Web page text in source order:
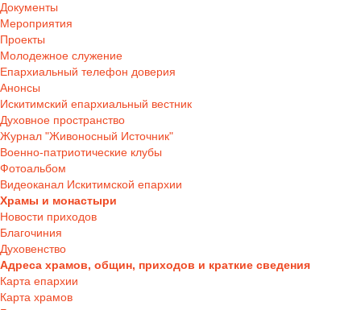
Документы
Мероприятия
Проекты
Молодежное служение
Епархиальный телефон доверия
Анонсы
Искитимский епархиальный вестник
Духовное пространство
Журнал "Живоносный Источник"
Военно-патриотические клубы
Фотоальбом
Видеоканал Искитимской епархии
Храмы и монастыри
Новости приходов
Благочиния
Духовенство
Адреса храмов, общин, приходов и краткие сведения
Карта епархии
Карта храмов